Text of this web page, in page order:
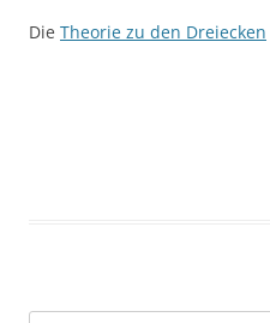
Die Theorie zu den Dreiecken